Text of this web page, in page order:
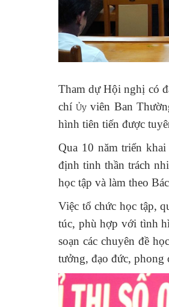
Tham dự Hội nghị có
chíỦy viên Ban
hình tiên tiến được
Qua 10 năm triển
định tinh thần trách
học tập và làm theo
Việc tổ chức học tập,
túc, phù hợp với tình
soạn các chuyên đề
tưởng, đạo đức,